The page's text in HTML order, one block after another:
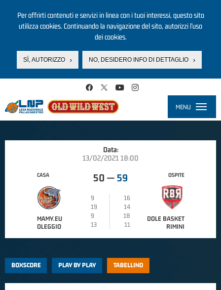
Per offrirti contenuti e servizi in linea con i tuoi interessi, questo sito
utilizza cookies. Continuando la navigazione del sito, autorizzi l’uso
dei cookies.
SÌ, AUTORIZZO NO, DESIDERO INFO DI DETTAGLIO
MENU
Data:
13/02/2021 18:00
CASA
MAMY.EU
OLEGGIO
50 — 59
9
16
19
14
9
18
13
11
OSPITE
DOLE BASKET
RIMINI
BOXSCORE PLAY BY PLAY TABELLINO